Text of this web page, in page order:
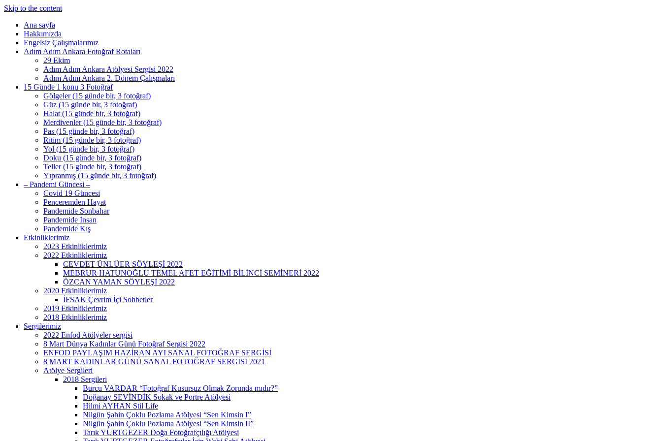
Skip to the content
Ana sayfa
Hakkımızda
Engelsiz Çalışmalarımız
Adım Adım Ankara Fotoğraf Rotaları
29 Ekim
Adım Adım Ankara Atölyesi Sergisi 2022
Adım Adım Ankara 2. Dönem Çalışmaları
15 Günde 1 konu 3 Fotoğraf
Gölgeler (15 günde bir, 3 fotoğraf)
Güz (15 günde bir, 3 fotoğraf)
Halat (15 günde bir, 3 fotoğraf)
Merdivenler (15 günde bir, 3 fotoğraf)
Pas (15 günde bir, 3 fotoğraf)
Ritim (15 günde bir, 3 fotoğraf)
Yol (15 günde bir, 3 fotoğraf)
Doku (15 günde bir, 3 fotoğraf)
Teller (15 günde bir, 3 fotoğraf)
Yıpranmış (15 günde bir, 3 fotoğraf)
– Pandemi Güncesi –
Covid 19 Güncesi
Penceremden Hayat
Pandemide Sonbahar
Pandemide İnsan
Pandemide Kış
Etkinliklerimiz
2023 Etkinliklerimiz
2022 Etkinliklerimiz
CEVDET ÜNLÜER SÖYLEŞİ 2022
MEBRUR HATUNOĞLU TEMEL AFET EĞİTİMİ BİLİNCİ SEMİNERİ 2022
ÖZCAN YAMAN SÖYLEŞİ 2022
2020 Etkinliklerimiz
İFSAK Çevrim İçi Sohbetler
2019 Etkinliklerimiz
2018 Etkinliklerimiz
Sergilerimiz
2022 Enfod Atölyeler sergisi
8 Mart Dünya Kadınlar Günü Fotoğraf Sergisi 2022
ENFOD PAYLAŞIM HAZİRAN AYI SANAL FOTOĞRAF SERGİSİ
8 MART KADINLAR GÜNÜ SANAL FOTOĞRAF SERGİSİ 2021
Atölye Sergileri
2018 Sergileri
Burcu VARDAR “Fotoğraf Kusursuz Olmak Zorunda mıdır?”
Doğanay SEVİNDİK Sokak ve Portre Atölyesi
Hilmi AYHAN Stil Life
Nilgün Şahin Çoklu Pozlama Atölyesi “Sen Kimsin I”
Nilgün Şahin Çoklu Pozlama Atölyesi “Sen Kimsin II”
Tarık YURTGEZER Doğa Fotoğrafçılığı Atölyesi